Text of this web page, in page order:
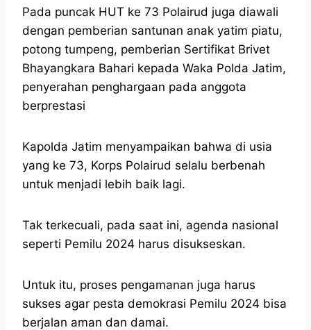
Pada puncak HUT ke 73 Polairud juga diawali
dengan pemberian santunan anak yatim piatu,
potong tumpeng, pemberian Sertifikat Brivet
Bhayangkara Bahari kepada Waka Polda Jatim,
penyerahan penghargaan pada anggota
berprestasi
Kapolda Jatim menyampaikan bahwa di usia
yang ke 73, Korps Polairud selalu berbenah
untuk menjadi lebih baik lagi.
Tak terkecuali, pada saat ini, agenda nasional
seperti Pemilu 2024 harus disukseskan.
Untuk itu, proses pengamanan juga harus
sukses agar pesta demokrasi Pemilu 2024 bisa
berjalan aman dan damai.